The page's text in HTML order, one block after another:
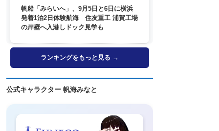
帆船「みらいへ」、9月5日と6日に横浜
発着1泊2日体験航海 住友重工 浦賀工場
の岸壁へ入港しドック見学も
ランキングをもっと見る →
公式キャラクター 帆海みなと